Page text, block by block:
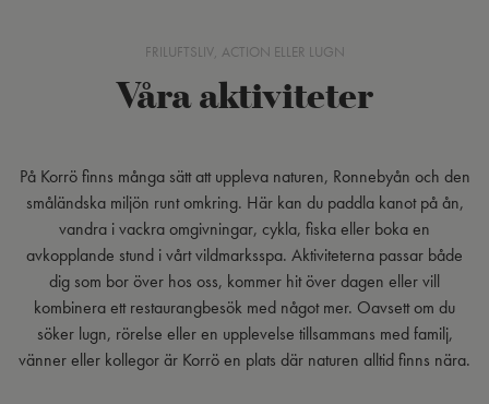
FRILUFTSLIV, ACTION ELLER LUGN
Våra aktiviteter
På Korrö finns många sätt att uppleva naturen, Ronnebyån och den
småländska miljön runt omkring. Här kan du paddla kanot på ån,
vandra i vackra omgivningar, cykla, fiska eller boka en
avkopplande stund i vårt vildmarksspa. Aktiviteterna passar både
dig som bor över hos oss, kommer hit över dagen eller vill
kombinera ett restaurangbesök med något mer. Oavsett om du
söker lugn, rörelse eller en upplevelse tillsammans med familj,
vänner eller kollegor är Korrö en plats där naturen alltid finns nära.